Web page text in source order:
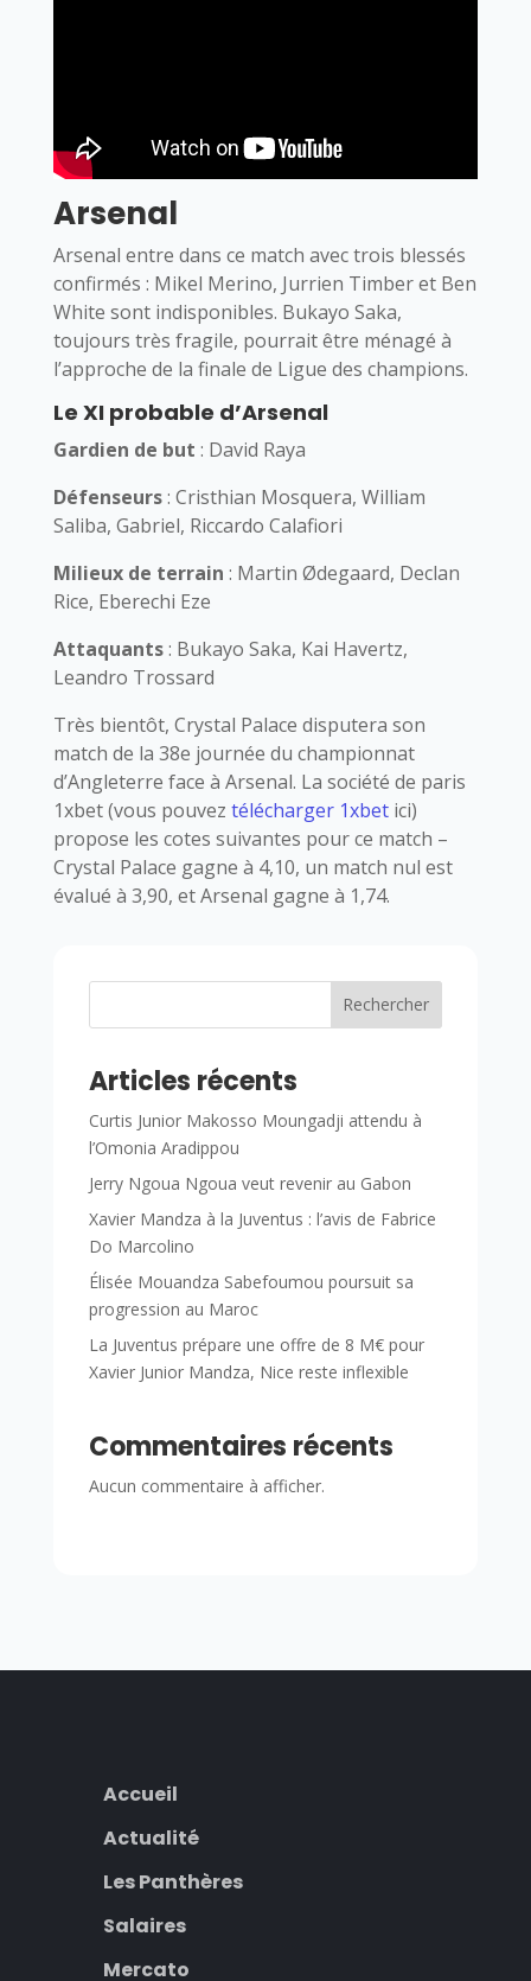
Arsenal
Arsenal entre dans ce match avec trois blessés
confirmés : Mikel Merino, Jurrien Timber et Ben
White sont indisponibles. Bukayo Saka,
toujours très fragile, pourrait être ménagé à
l’approche de la finale de Ligue des champions.
Le XI probable d’Arsenal
Gardien de but : David Raya
Défenseurs: Cristhian Mosquera, William
Saliba, Gabriel, Riccardo Calafiori
Milieux de terrain : Martin Ødegaard, Declan
Rice, Eberechi Eze
Attaquants: Bukayo Saka, Kai Havertz,
Leandro Trossard
Très bientôt, Crystal Palace disputera son
match de la 38e journée du championnat
d’Angleterre face à Arsenal. La société de paris
1xbet (vous pouvez télécharger 1xbetici)
propose les cotes suivantes pour ce match –
Crystal Palace gagne à 4,10, un match nul est
évalué à 3,90, et Arsenal gagne à 1,74.
Rechercher
Articles récents
Curtis Junior Makosso Moungadji attendu à
l’Omonia Aradippou
Jerry Ngoua Ngoua veut revenir au Gabon
Xavier Mandza à la Juventus : l’avis de Fabrice
Do Marcolino
Élisée Mouandza Sabefoumou poursuit sa
progression au Maroc
La Juventus prépare une offre de 8 M€ pour
Xavier Junior Mandza, Nice reste inflexible
Commentaires récents
Aucun commentaire à afficher.
Accueil
Actualité
Les Panthères
Salaires
Mercato